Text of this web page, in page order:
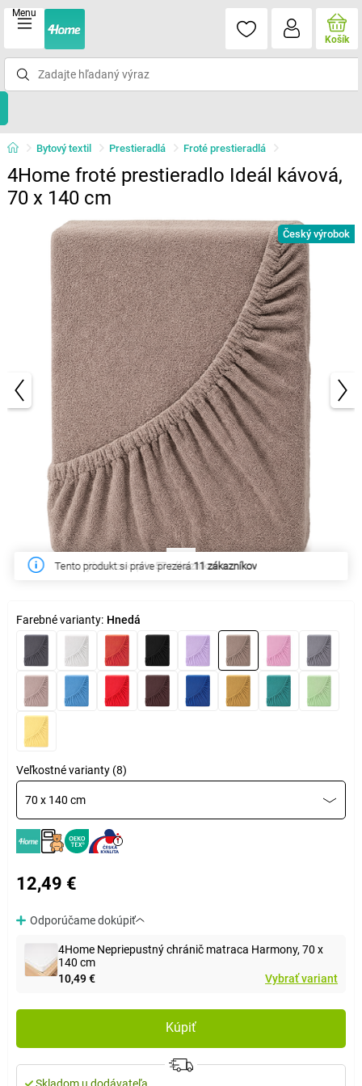
Menu
Košík
Bytový textil Prestieradlá Froté prestieradlá
4Home froté prestieradlo Ideál kávová,
70 x 140 cm
Český výrobok
Tento týždeň zakúpilo57 zákazníkov
Farebné varianty: Hnedá
Veľkostné varianty (8)
70 x 140 cm
12,49 €
Odporúčame dokúpiť
4Home Nepriepustný chránič matraca Harmony, 70 x
140 cm
10,49 €
Vybrať variant
Kúpiť